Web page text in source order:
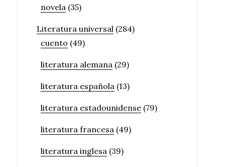
novela (35)
Literatura universal (284)
cuento (49)
literatura alemana (29)
literatura española (13)
literatura estadounidense (79)
literatura francesa (49)
literatura inglesa (39)